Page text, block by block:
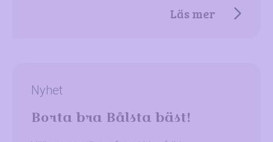
Läs mer
Nyhet
Borta bra Bålsta bäst!